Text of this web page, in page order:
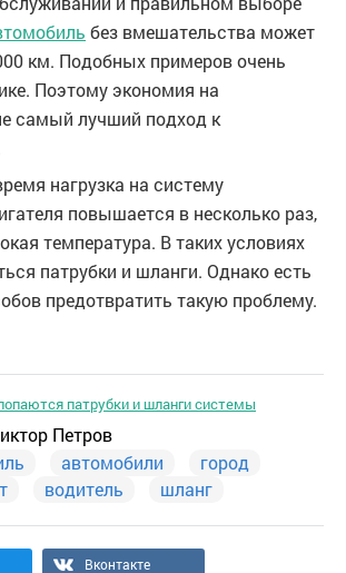
без вмешательства может
км. Подобных примеров очень
Поэтому экономия на
самый лучший подход к
нагрузка на систему
повышается в несколько раз,
температура. В таких условиях
патрубки и шланги. Однако есть
предотвратить такую проблему.
патрубки и шланги системы
Петров
автомобили
город
водитель шланг
Вконтакте